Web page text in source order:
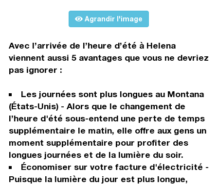
Agrandir l'image
Avec l’arrivée de l’heure d’été à Helena
viennent aussi 5 avantages que vous ne devriez
pas ignorer :
Les journées sont plus longues au Montana
(États-Unis) - Alors que le changement de
l’heure d'été sous-entend une perte de temps
supplémentaire le matin, elle offre aux gens un
moment supplémentaire pour profiter des
longues journées et de la lumière du soir.
Économiser sur votre facture d'électricité -
Puisque la lumière du jour est plus longue,